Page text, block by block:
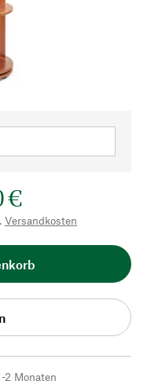
€
Versandkosten
2 Monaten